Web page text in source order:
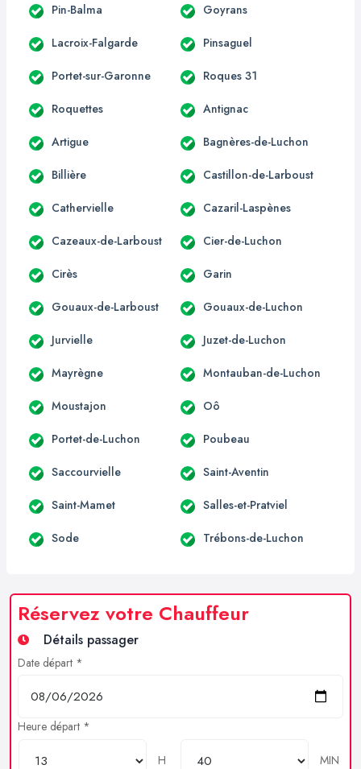
Pin-Balma Goyrans
Lacroix-Falgarde Pinsaguel
Portet-sur-Garonne Roques 31
Roquettes Antignac
Artigue Bagnères-de-Luchon
Billière Castillon-de-Larboust
Cathervielle Cazaril-Laspènes
Cazeaux-de-Larboust Cier-de-Luchon
Cirès Garin
Gouaux-de-Larboust Gouaux-de-Luchon
Jurvielle Juzet-de-Luchon
Mayrègne Montauban-de-Luchon
Moustajon Oô
Portet-de-Luchon Poubeau
Saccourvielle Saint-Aventin
Saint-Mamet Salles-et-Pratviel
Sode Trébons-de-Luchon
Réservez votre Chauffeur
Détails passager
Date départ *
Heure départ *
H
MIN